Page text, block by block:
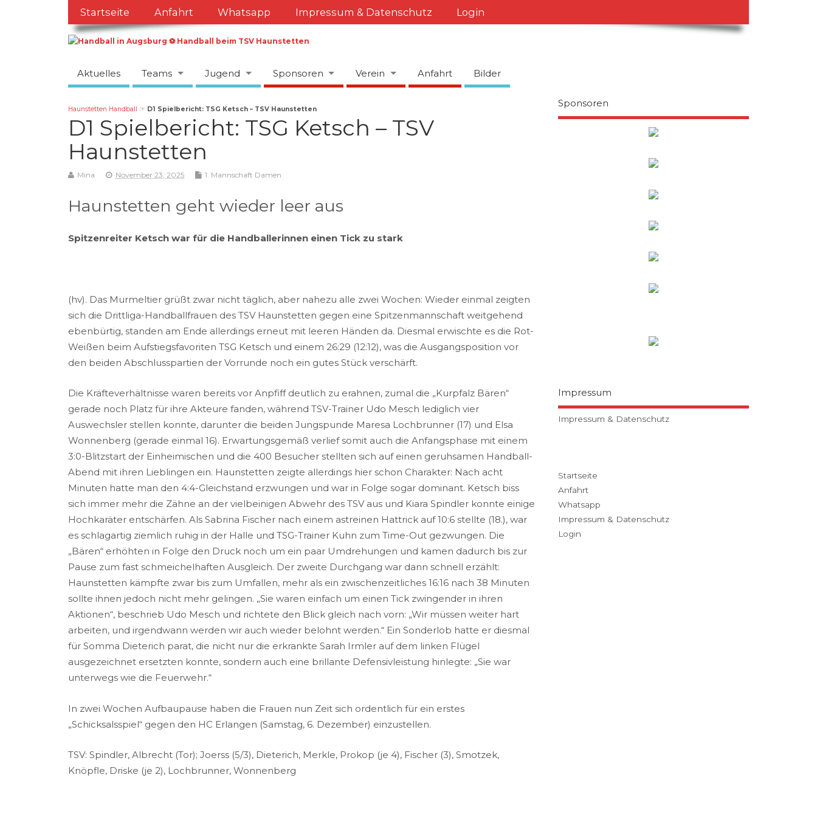
Startseite Anfahrt Whatsapp Impressum & Datenschutz Login
Aktuelles Teams Jugend Sponsoren Verein Anfahrt Bilder
Haunstetten Handball ☞ D1 Spielbericht: TSG Ketsch – TSV Haunstetten
D1 Spielbericht: TSG Ketsch – TSV
Haunstetten
Mina November 23, 2025 1. Mannschaft Damen
Haunstetten geht wieder leer aus
Spitzenreiter Ketsch war für die Handballerinnen einen Tick zu stark
(hv). Das Murmeltier grüßt zwar nicht täglich, aber nahezu alle zwei Wochen: Wieder einmal zeigten
sich die Drittliga-Handballfrauen des TSV Haunstetten gegen eine Spitzenmannschaft weitgehend
ebenbürtig, standen am Ende allerdings erneut mit leeren Händen da. Diesmal erwischte es die Rot-
Weißen beim Aufstiegsfavoriten TSG Ketsch und einem 26:29 (12:12), was die Ausgangsposition vor
den beiden Abschlusspartien der Vorrunde noch ein gutes Stück verschärft.
Die Kräfteverhältnisse waren bereits vor Anpfiff deutlich zu erahnen, zumal die „Kurpfalz Bären“
gerade noch Platz für ihre Akteure fanden, während TSV-Trainer Udo Mesch lediglich vier
Auswechsler stellen konnte, darunter die beiden Jungspunde Maresa Lochbrunner (17) und Elsa
Wonnenberg (gerade einmal 16). Erwartungsgemäß verlief somit auch die Anfangsphase mit einem
3:0-Blitzstart der Einheimischen und die 400 Besucher stellten sich auf einen geruhsamen Handball-
Abend mit ihren Lieblingen ein. Haunstetten zeigte allerdings hier schon Charakter: Nach acht
Minuten hatte man den 4:4-Gleichstand erzwungen und war in Folge sogar dominant. Ketsch biss
sich immer mehr die Zähne an der vielbeinigen Abwehr des TSV aus und Kiara Spindler konnte einige
Hochkaräter entschärfen. Als Sabrina Fischer nach einem astreinen Hattrick auf 10:6 stellte (18.), war
es schlagartig ziemlich ruhig in der Halle und TSG-Trainer Kuhn zum Time-Out gezwungen. Die
„Bären“ erhöhten in Folge den Druck noch um ein paar Umdrehungen und kamen dadurch bis zur
Pause zum fast schmeichelhaften Ausgleich. Der zweite Durchgang war dann schnell erzählt:
Haunstetten kämpfte zwar bis zum Umfallen, mehr als ein zwischenzeitliches 16:16 nach 38 Minuten
sollte ihnen jedoch nicht mehr gelingen. „Sie waren einfach um einen Tick zwingender in ihren
Aktionen“, beschrieb Udo Mesch und richtete den Blick gleich nach vorn: „Wir müssen weiter hart
arbeiten, und irgendwann werden wir auch wieder belohnt werden.“ Ein Sonderlob hatte er diesmal
für Somma Dieterich parat, die nicht nur die erkrankte Sarah Irmler auf dem linken Flügel
ausgezeichnet ersetzten konnte, sondern auch eine brillante Defensivleistung hinlegte: „Sie war
unterwegs wie die Feuerwehr.“
In zwei Wochen Aufbaupause haben die Frauen nun Zeit sich ordentlich für ein erstes
„Schicksalsspiel“ gegen den HC Erlangen (Samstag, 6. Dezember) einzustellen.
TSV: Spindler, Albrecht (Tor); Joerss (5/3), Dieterich, Merkle, Prokop (je 4), Fischer (3), Smotzek,
Knöpfle, Driske (je 2), Lochbrunner, Wonnenberg
Sponsoren
Impressum
Impressum & Datenschutz
Startseite
Anfahrt
Whatsapp
Impressum & Datenschutz
Login